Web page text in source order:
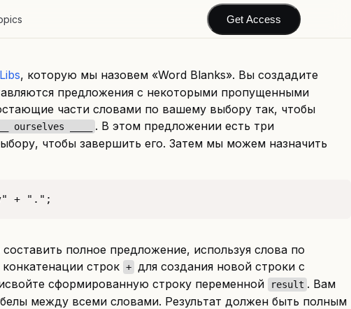
Get Access
, которую мы назовем «Word Blanks». Вы создадите
предложения с некоторыми пропущенными
части словами по вашему выбору так, чтобы
ourselves ____
. В этом предложении есть три
чтобы завершить его. Затем мы можем назначить
+ ".";
полное предложение, используя слова по
строк + для создания новой строки с
сформированную строку переменной result . Вам
между всеми словами. Результат должен быть полным